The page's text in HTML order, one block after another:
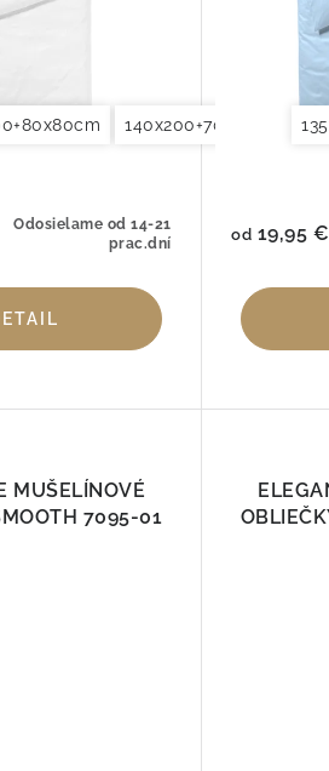
155x200+80x80cm
140x200+70x90cm
Odosielame od 14-21
prac.dní
od 19,95 €
MUŠELÍNOVÉ
7095-01